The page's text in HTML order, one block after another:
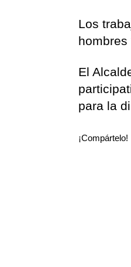
Los
El
para la
¡Compártelo!